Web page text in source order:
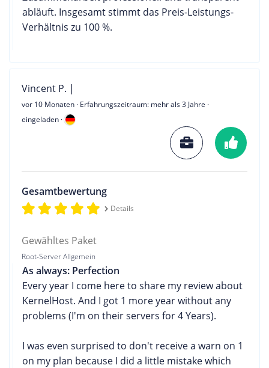
abläuft. Insgesamt stimmt das Preis-Leistungs-
Verhältnis zu 100 %.
Vincent P. |
vor 10 Monaten · Erfahrungszeitraum: mehr als 3 Jahre ·
eingeladen ·
Gesamtbewertung
Details
Gewähltes Paket
Root-Server Allgemein
As always: Perfection
Every year I come here to share my review about
KernelHost. And I got 1 more year without any
problems (I'm on their servers for 4 Years).
I was even surprised to don't receive a warn on 1
on my plan because I did a little mistake which